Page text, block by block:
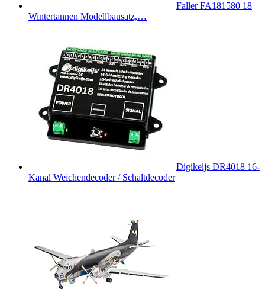
Faller FA181580 18
Wintertannen Modellbausatz,…
Digikeijs DR4018 16-
Kanal Weichendecoder / Schaltdecoder